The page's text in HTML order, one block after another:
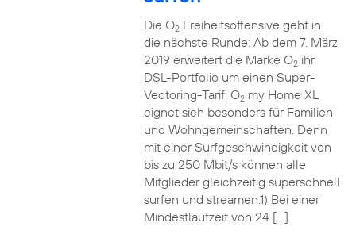
Die O2Freiheitsoffensive geht in
die nächste Runde: Ab dem 7. März
2019 erweitert die Marke O2ihr
DSL-Portfolio um einen Super-
Vectoring-Tarif. O2my Home XL
eignet sich besonders für Familien
und Wohngemeinschaften. Denn
mit einer Surfgeschwindigkeit von
bis zu 250 Mbit/s können alle
Mitglieder gleichzeitig superschnell
surfen und streamen.1) Bei einer
Mindestlaufzeit von 24 […]